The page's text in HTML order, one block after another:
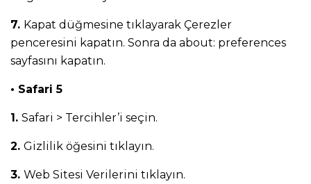
7. Kapat düğmesine tıklayarak Çerezler
penceresini kapatın. Sonra da about: preferences
sayfasını kapatın.
• Safari 5
1. Safari > Tercihler’i seçin.
2. Gizlilik öğesini tıklayın.
3. Web Sitesi Verilerini tıklayın.